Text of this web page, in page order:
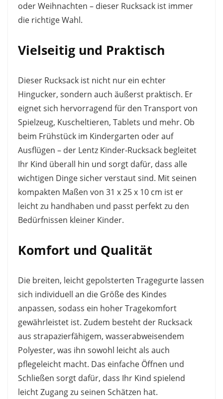
oder Weihnachten – dieser Rucksack ist immer
die richtige Wahl.
Vielseitig und Praktisch
Dieser Rucksack ist nicht nur ein echter
Hingucker, sondern auch äußerst praktisch. Er
eignet sich hervorragend für den Transport von
Spielzeug, Kuscheltieren, Tablets und mehr. Ob
beim Frühstück im Kindergarten oder auf
Ausflügen – der Lentz Kinder-Rucksack begleitet
Ihr Kind überall hin und sorgt dafür, dass alle
wichtigen Dinge sicher verstaut sind. Mit seinen
kompakten Maßen von 31 x 25 x 10 cm ist er
leicht zu handhaben und passt perfekt zu den
Bedürfnissen kleiner Kinder.
Komfort und Qualität
Die breiten, leicht gepolsterten Tragegurte lassen
sich individuell an die Größe des Kindes
anpassen, sodass ein hoher Tragekomfort
gewährleistet ist. Zudem besteht der Rucksack
aus strapazierfähigem, wasserabweisendem
Polyester, was ihn sowohl leicht als auch
pflegeleicht macht. Das einfache Öffnen und
Schließen sorgt dafür, dass Ihr Kind spielend
leicht Zugang zu seinen Schätzen hat.